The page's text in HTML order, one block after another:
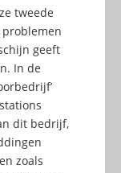
tweede
geeft
In de
dit bedrijf,
zoals